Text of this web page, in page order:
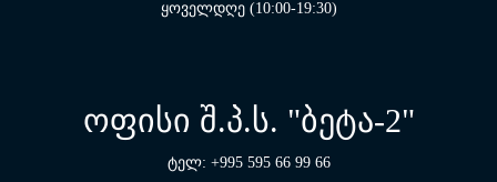
ყოველდღე (10:00-19:30)
ოფისი შ.პ.ს. "ბეტა-2"
ტელ: +995 595 66 99 66